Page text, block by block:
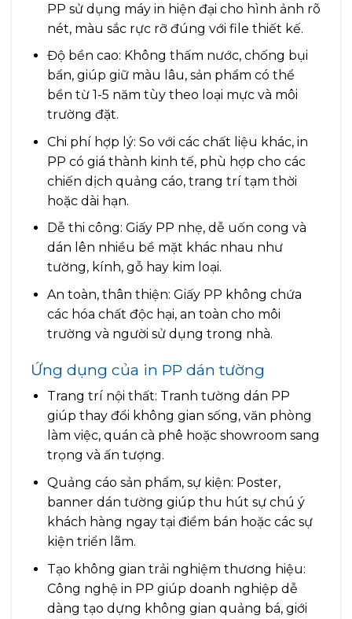
PP sử dụng máy in hiện đại cho hình ảnh rõ
nét, màu sắc rực rỡ đúng với file thiết kế.
Độ bền cao: Không thấm nước, chống bụi
bẩn, giúp giữ màu lâu, sản phẩm có thể
bền từ 1-5 năm tùy theo loại mực và môi
trường đặt.
Chi phí hợp lý: So với các chất liệu khác, in
PP có giá thành kinh tế, phù hợp cho các
chiến dịch quảng cáo, trang trí tạm thời
hoặc dài hạn.
Dễ thi công: Giấy PP nhẹ, dễ uốn cong và
dán lên nhiều bề mặt khác nhau như
tường, kính, gỗ hay kim loại.
An toàn, thân thiện: Giấy PP không chứa
các hóa chất độc hại, an toàn cho môi
trường và người sử dụng trong nhà.
Ứng dụng của in PP dán tường
Trang trí nội thất: Tranh tường dán PP
giúp thay đổi không gian sống, văn phòng
làm việc, quán cà phê hoặc showroom sang
trọng và ấn tượng.
Quảng cáo sản phẩm, sự kiện: Poster,
banner dán tường giúp thu hút sự chú ý
khách hàng ngay tại điểm bán hoặc các sự
kiện triển lãm.
Tạo không gian trải nghiệm thương hiệu:
Công nghệ in PP giúp doanh nghiệp dễ
dàng tạo dựng không gian quảng bá, giới